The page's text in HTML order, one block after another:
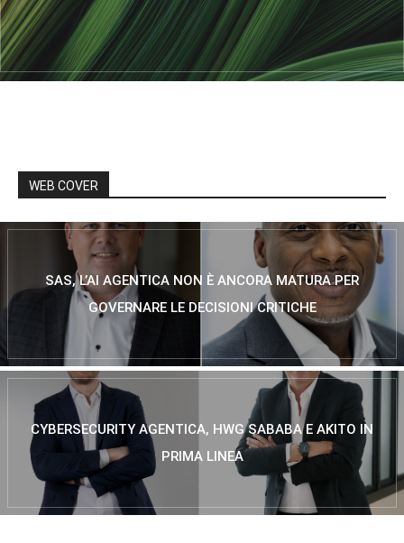
WEB COVER
SAS, L’AI AGENTICA NON È ANCORA MATURA PER
GOVERNARE LE DECISIONI CRITICHE
CYBERSECURITY AGENTICA, HWG SABABA E AKITO IN
PRIMA LINEA